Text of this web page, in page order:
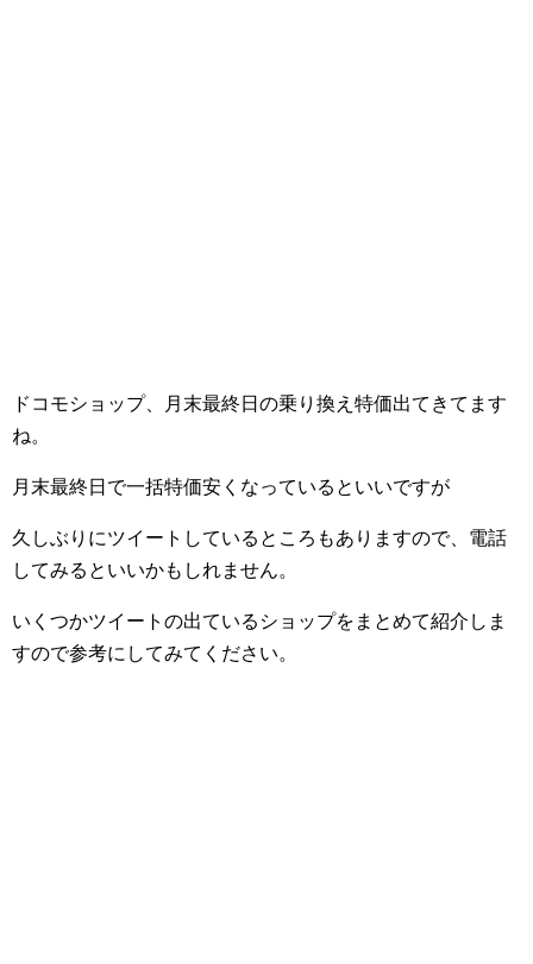
ドコモショップ、月末最終日の乗り換え特価出てきてます
ね。
月末最終日で一括特価安くなっているといいですが
久しぶりにツイートしているところもありますので、電話
してみるといいかもしれません。
いくつかツイートの出ているショップをまとめて紹介しま
すので参考にしてみてください。